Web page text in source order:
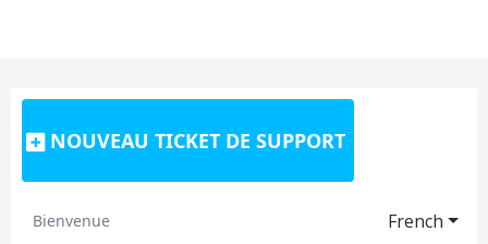
NOUVEAU TICKET DE SUPPORT
French
Bienvenue